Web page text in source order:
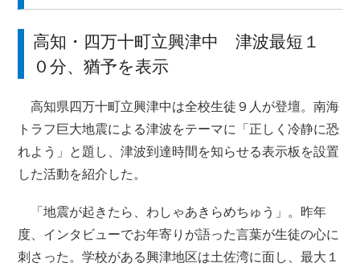
高知・四万十町立興津中 津波最短１
０分、猶予を表示
高知県四万十町立興津中は全校生徒９人が登壇。南海
トラフ巨大地震による津波をテーマに「正しく冷静に恐
れよう」と題し、津波到達時間を知らせる表示板を設置
した活動を紹介した。
「地震が起きたら、わしゃあきらめちゅう」。昨年
度、インタビューでお年寄りが語った言葉が生徒の心に
刺さった。学校がある興津地区は土佐湾に面し、最大１